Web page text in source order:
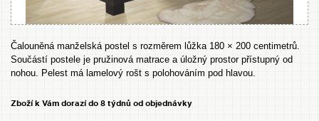
Čalouněná manželská postel s rozměrem lůžka 180 × 200 centimetrů.
Součástí postele je pružinová matrace a úložný prostor přístupný od
nohou. Pelest má lamelový rošt s polohováním pod hlavou.
Zboží k Vám dorazí do 8 týdnů od objednávky